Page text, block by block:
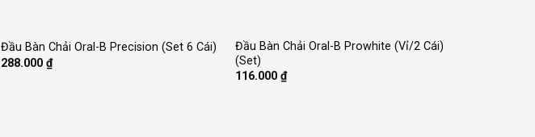
Đầu Bàn Chải Oral-B Precision (Set 6 Cái)
288.000₫
Đầu Bàn Chải Oral-B Prowhite (Vỉ/2 Cái)
(Set)
116.000 ₫